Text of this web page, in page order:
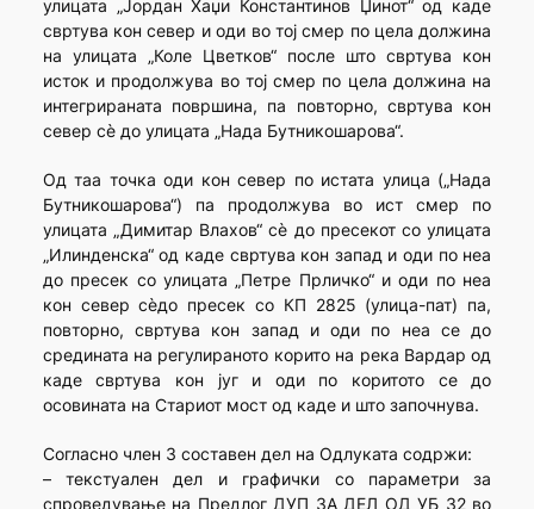
улицата „Јордан Хаџи Константинов Џинот“ од каде
свртува кон север и оди во тој смер по цела должина
на улицата „Коле Цветков“ после што свртува кон
исток и продолжува во тој смер по цела должина на
интегрираната површина, па повторно, свртува кон
север сè до улицата „Нада Бутникошарова“.
Од таа точка оди кон север по истата улица („Нада
Бутникошарова“) па продолжува во ист смер по
улицата „Димитар Влахов“ сè до пресекот со улицата
„Илинденска“ од каде свртува кон запад и оди по неа
до пресек со улицата „Петре Прличко“ и оди по неа
кон север сèдо пресек со КП 2825 (улица-пат) па,
повторно, свртува кон запад и оди по неа се до
средината на регулираното корито на река Вардар од
каде свртува кон југ и оди по коритото се до
осовината на Стариот мост од каде и што започнува.
Согласно член 3 составен дел на Одлуката содржи:
– текстуален дел и графички со параметри за
спроведување на Предлог ДУП ЗА ДЕЛ ОД УБ 32 во